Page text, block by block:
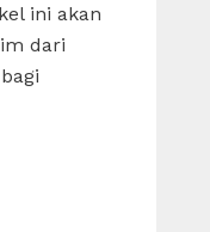
ini akan
dari